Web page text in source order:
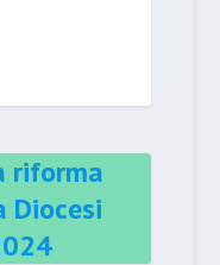
riforma